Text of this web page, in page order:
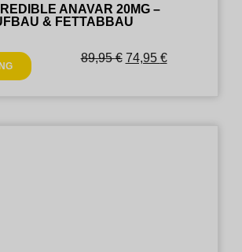
ANAVAR 20MG –
& FETTABBAU
89,95€ 74,95 €